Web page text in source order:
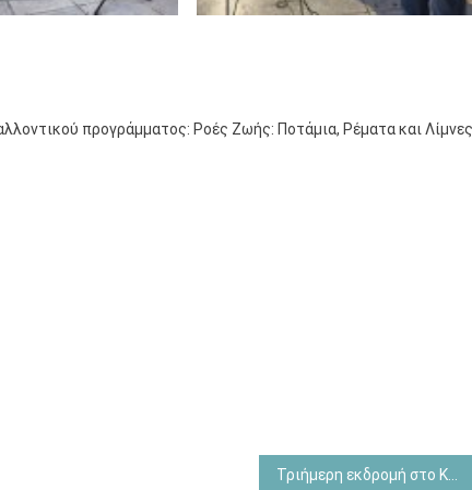
προγράμματος: Ροές Ζωής: Ποτάμια, Ρέματα και Λίμνες